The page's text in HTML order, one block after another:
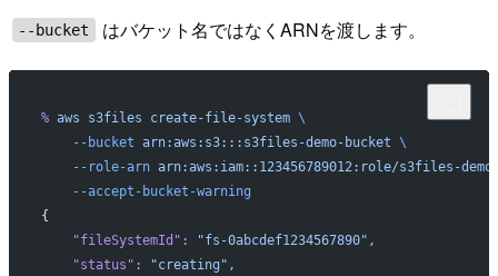
--bucket はバケット名ではなくARNを渡します。
% aws s3files create-file-system \
    --bucket
arn:aws:s3:::s3files-demo-bucket \
    --role-arn
arn:aws:iam::123456789012:role/s3files-
    --accept-bucket-warning
{
    "fileSystemId"
:
"fs-0abcdef1234567890",
    "status"
:
"creating",